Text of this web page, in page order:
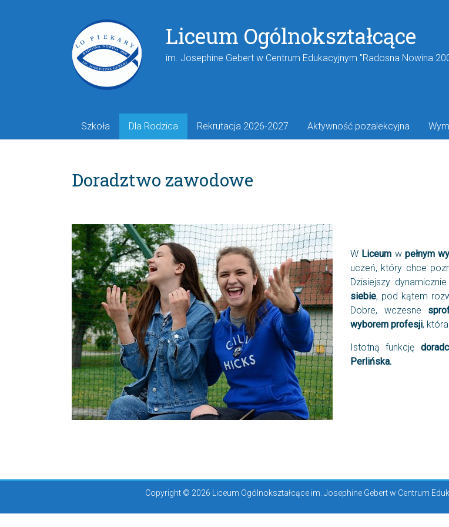
Liceum Ogólnokształcące
im. Josephine Gebert w Centrum Edukacyjnym "Radosna Nowina
Szkoła Dla Rodzica Rekrutacja 2026-2027 Aktywność pozalekcyjna
Doradztwo zawodowe
W Liceum w pełnym
uczeń, który chce
Dzisiejszy
siebie, pod kątem
Dobre, wczesne
wyborem profesji,
Istotną funkcję
Perlińska.
Copyright © 2026 Liceum Ogólnokształcące im. Josephine Gebert w Centrum